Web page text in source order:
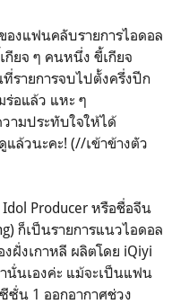
งแฟนคลับรายการไอดอล
ยจ ๆ คนหนึ่ง ขี้เกียจ
รายการจบไปตั้งครึ่งปีก
อแล้ว แหะ ๆ
ามประทับใจให้ได้
แล้วนะคะ! (//เข้าข้างตัว
Producer หรือชื่อจีน
) ก็เป็นรายการแนวไอดอล
ฝั่งเกาหลี ผลิตโดย iQiyi
นั่นเองค่ะ แม้จะเป็นแฟน
ซั่น 1 ออกอากาศช่วง